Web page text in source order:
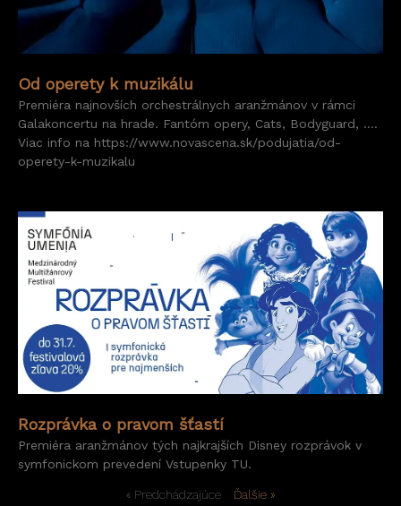
Od operety k muzikálu
Premiéra najnovších orchestrálnych aranžmánov v rámci
Galakoncertu na hrade. Fantóm opery, Cats, Bodyguard, ….
Viac info na https://www.novascena.sk/podujatia/od-
operety-k-muzikalu
Rozprávka o pravom šťastí
Premiéra aranžmánov tých najkrajších Disney rozprávok v
symfonickom prevedení Vstupenky TU.
« Predchádzajúce Ďalšie »